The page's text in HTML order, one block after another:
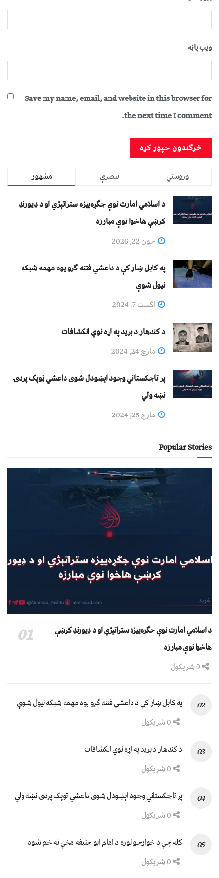
ویب پاڼه
Save my name, email, and website in this browser for
the next time I comment.
مشهور تبصرې
وروستي
د اسلامي امارت نوې جګړه‌ییزه ستراتېژي او د ډیورنډ
کرښې هاخوا نوې مبارزه
جون 22, 2026
په کابل ښار کې د داعشي فتنه ګرو يوه مهمه شبکه
نيول شوې
اگست 7, 2024
د کندهار د برید په اړه نوي انکشافات
مارچ 24, 2024
پر تاجکستاني وجود اېښودل شوی داعشي ټوپک پردۍ
نښه ولي
مارچ 25, 2024
Popular Stories
د اسلامي امارت نوې جګړه‌ییزه ستراتېژي او د ډیورنډ کرښې
هاخوا نوې مبارزه
په کابل ښار کې د داعشي فتنه ګرو يوه مهمه شبکه نيول شوې
د کندهار د برید په اړه نوي انکشافات
پر تاجکستاني وجود اېښودل شوی داعشي ټوپک پردۍ نښه ولي
کله چې د خوارجو توره د امام ابو حنیفه مخې ته خم شوه